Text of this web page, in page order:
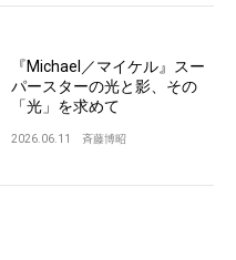
『Michael／マイケル』スー
パースターの光と影、その
「光」を求めて
2026.06.11 斉藤博昭